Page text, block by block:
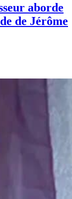
aborde
de Jérôme